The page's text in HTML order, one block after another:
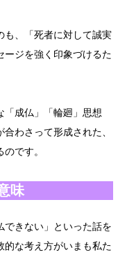
も、「死者に対して誠実
ージを強く印象づけるた
「成仏」「輪廻」思想
わさって形成された、
です。
味
できない」といった話を
的な考え方がいまも私た